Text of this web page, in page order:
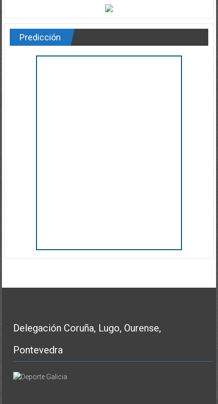
Predicción
Delegación Coruña, Lugo, Ourense,
Pontevedra